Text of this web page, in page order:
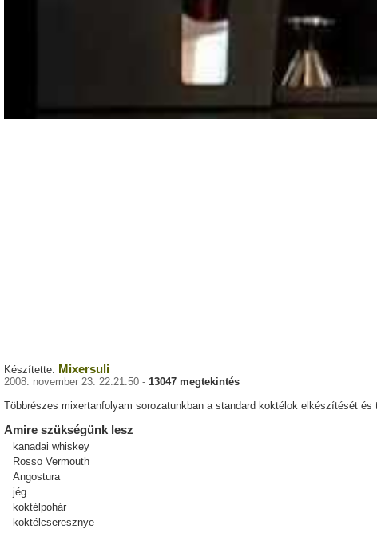
Készítette: Mixersuli
2008. november 23. 22:21:50 - 13047 megtekintés
Többrészes mixertanfolyam sorozatunkban a standard koktélok elkészítését és
Amire szükségünk lesz
kanadai whiskey
Rosso Vermouth
Angostura
jég
koktélpohár
koktélcseresznye